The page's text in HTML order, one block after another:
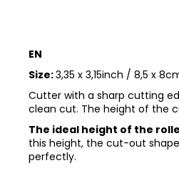
EN
Size:3,35 x 3,15inch / 8,5 x
Cutter with a sharp cutting
clean cut. The height of the
The ideal height of the
this height, the cut-out
perfectly.